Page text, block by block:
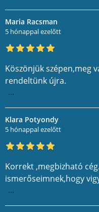
Maria Racsman
5 hónappal ezelőtt
Köszönjük szépen,meg
rendeltünk újra.
...
Klara Potyondy
5 hónappal ezelőtt
Korrekt ,megbizható
ismerőseimnek,hogy
...